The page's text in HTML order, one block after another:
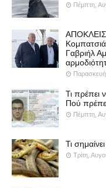
Πέμπτη,
Γαβριήλ
Τι πρέπει
Πού
Πέμπτη,
Τι
Τρίτη,